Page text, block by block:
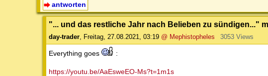
antworten
"... und das restliche Jahr nach Belieben zu sündigen..."
day-trader Freitag, 27.08.2021, 03:19 @ Mephistopheles 3053 Views
Everything goes :
https://youtu.be/AaEsweEO-Ms?t=1m1s